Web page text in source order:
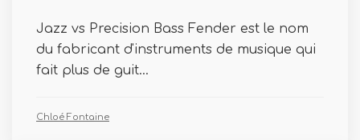
Jazz vs Precision Bass Fender est le nom
du fabricant d'instruments de musique qui
fait plus de guit...
Chloé Fontaine